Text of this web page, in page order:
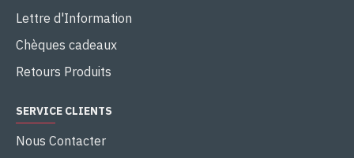
Lettre d'Information
Chèques cadeaux
Retours Produits
SERVICE CLIENTS
Nous Contacter